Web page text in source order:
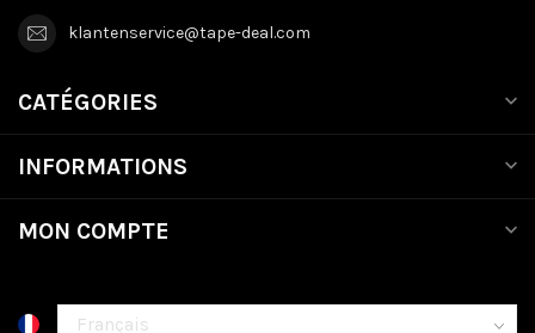
klantenservice@tape-deal.com
CATÉGORIES
INFORMATIONS
MON COMPTE